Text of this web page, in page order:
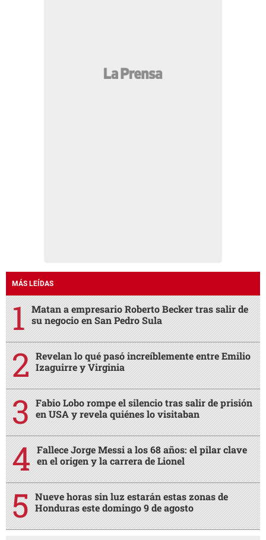
MÁS LEÍDAS
Matan a empresario Roberto Becker tras salir de
su negocio en San Pedro Sula
Revelan lo qué pasó increíblemente entre Emilio
Izaguirre y Virginia
Fabio Lobo rompe el silencio tras salir de prisión
en USA y revela quiénes lo visitaban
Fallece Jorge Messi a los 68 años: el pilar clave
en el origen y la carrera de Lionel
Nueve horas sin luz estarán estas zonas de
Honduras este domingo 9 de agosto